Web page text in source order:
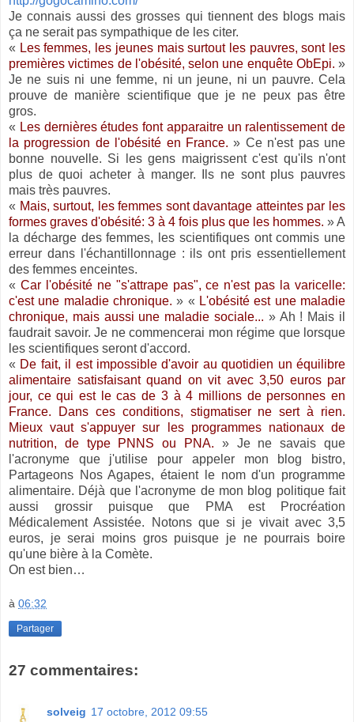
Je connais aussi des grosses qui tiennent des blogs mais
ça ne serait pas sympathique de les citer.
« Les femmes, les jeunes mais surtout les pauvres, sont les
premières victimes de l'obésité, selon une enquête ObEpi. »
Je ne suis ni une femme, ni un jeune, ni un pauvre. Cela
prouve de manière scientifique que je ne peux pas être
gros.
« Les dernières études font apparaitre un ralentissement de
la progression de l'obésité en France. » Ce n'est pas une
bonne nouvelle. Si les gens maigrissent c'est qu'ils n'ont
plus de quoi acheter à manger. Ils ne sont plus pauvres
mais très pauvres.
« Mais, surtout, les femmes sont davantage atteintes par les
formes graves d'obésité: 3 à 4 fois plus que les hommes. » A
la décharge des femmes, les scientifiques ont commis une
erreur dans l'échantillonnage : ils ont pris essentiellement
des femmes enceintes.
« Car l'obésité ne "s'attrape pas", ce n'est pas la varicelle:
c'est une maladie chronique.» « L'obésité est une maladie
chronique, mais aussi une maladie sociale... » Ah ! Mais il
faudrait savoir. Je ne commencerai mon régime que lorsque
les scientifiques seront d'accord.
« De fait, il est impossible d'avoir au quotidien un équilibre
alimentaire satisfaisant quand on vit avec 3,50 euros par
jour, ce qui est le cas de 3 à 4 millions de personnes en
France. Dans ces conditions, stigmatiser ne sert à rien.
Mieux vaut s'appuyer sur les programmes nationaux de
nutrition, de type PNNS ou PNA. » Je ne savais que
l'acronyme que j'utilise pour appeler mon blog bistro,
Partageons Nos Agapes, étaient le nom d'un programme
alimentaire. Déjà que l'acronyme de mon blog politique fait
aussi grossir puisque que PMA est Procréation
Médicalement Assistée. Notons que si je vivait avec 3,5
euros, je serai moins gros puisque je ne pourrais boire
qu'une bière à la Comète.
On est bien…
à 06:32
Partager
27 commentaires:
solveig 17 octobre, 2012 09:55